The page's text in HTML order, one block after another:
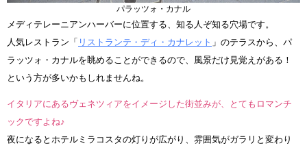
パラッツォ・カナル
メディテレーニアンハーバーに位置する、知る人ぞ知る穴場です。
人気レストラン「 リストランテ・ディ・カナレット 」のテラスから、パ
ラッツォ・カナルを眺めることができるので、風景だけ見覚えがある！
という方が多いかもしれませんね。
イタリアにあるヴェネツィアをイメージした街並みが、とてもロマンチ
ックですよね♪
夜になるとホテルミラコスタの灯りが広がり、雰囲気がガラリと変わり